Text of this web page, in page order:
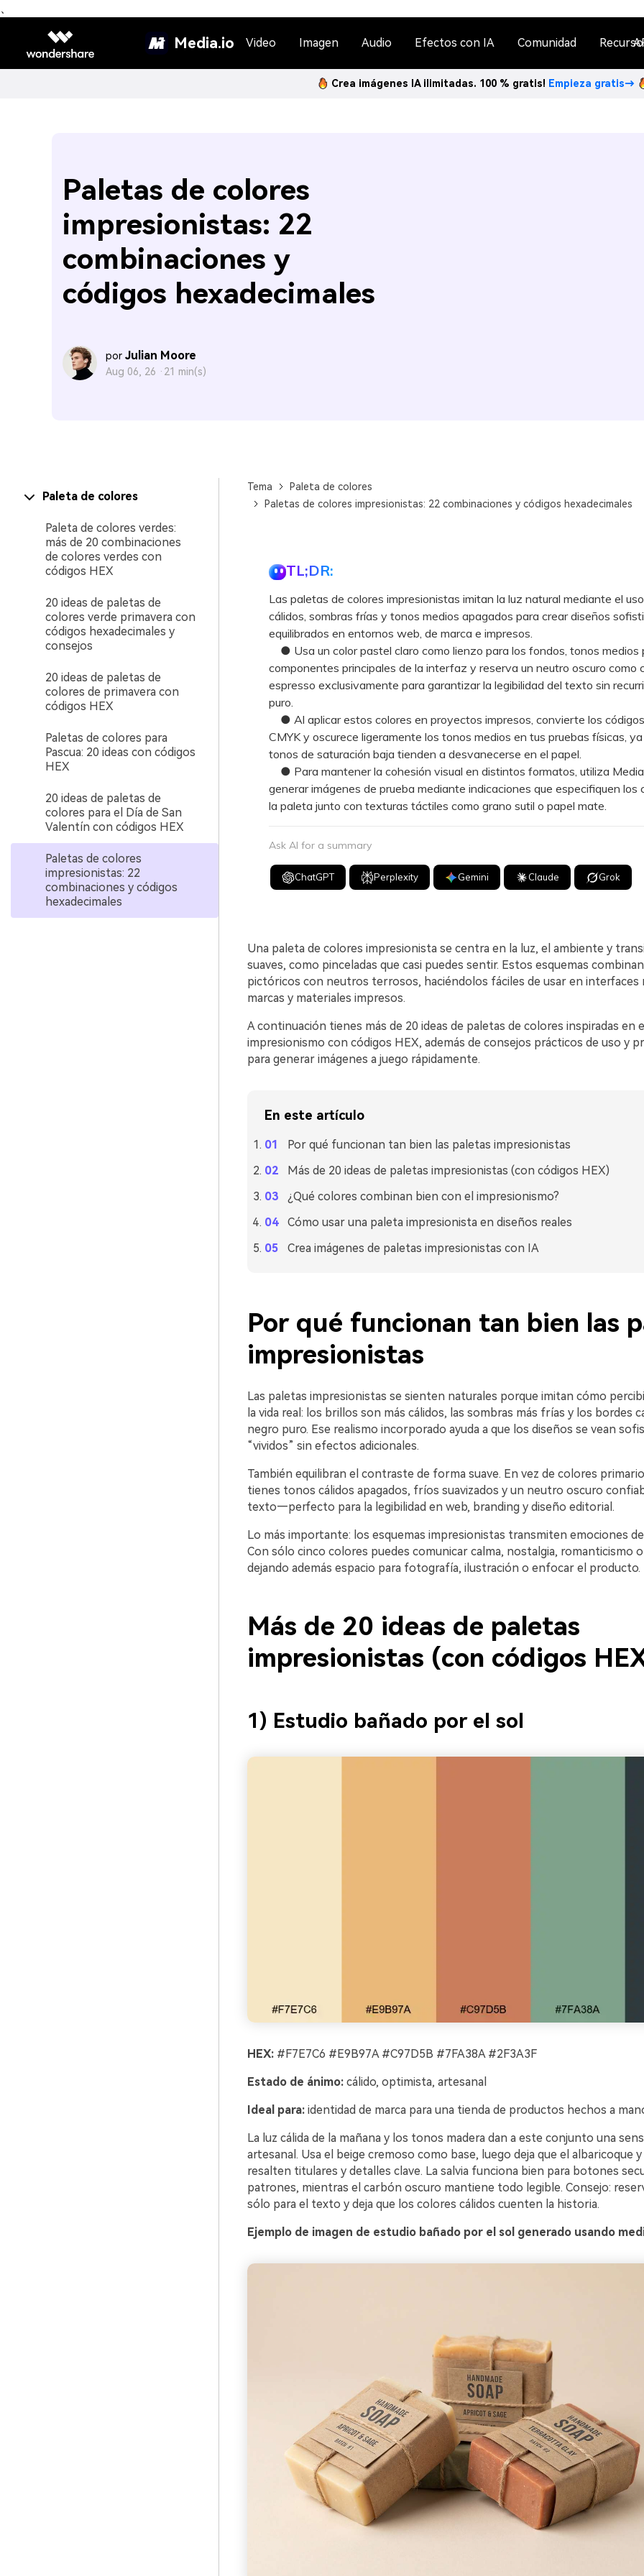
、
Media.io Video Imagen Audio Efectos con IA Comunidad
Crea imágenes IA ilimitadas. 100 % gratis! Empieza gratis→
Paletas de colores
impresionistas: 22
combinaciones y
códigos hexadecimales
por Julian Moore
Aug 06, 26 · 21 min(s)
Paleta de colores
Paleta de colores verdes:
más de 20 combinaciones
de colores verdes con
códigos HEX
20 ideas de paletas de
colores verde primavera con
códigos hexadecimales y
consejos
20 ideas de paletas de
colores de primavera con
códigos HEX
Paletas de colores para
Pascua: 20 ideas con códigos
HEX
20 ideas de paletas de
colores para el Día de San
Valentín con códigos HEX
Paletas de colores
impresionistas: 22
combinaciones y códigos
hexadecimales
Tema
Paleta de colores
Paletas de colores impresionistas: 22 combinaciones y códigos hexadecimales
TL;DR:
Las paletas de colores impresionistas imitan la luz natural mediante el
cálidos, sombras frías y tonos medios apagados para crear diseños
equilibrados en entornos web, de marca e impresos.
● Usa un color pastel claro como lienzo para los fondos, tonos medios
componentes principales de la interfaz y reserva un neutro oscuro como
espresso exclusivamente para garantizar la legibilidad del texto sin
puro.
● Al aplicar estos colores en proyectos impresos, convierte los
CMYK y oscurece ligeramente los tonos medios en tus pruebas físicas,
tonos de saturación baja tienden a desvanecerse en el papel.
● Para mantener la cohesión visual en distintos formatos, utiliza
generar imágenes de prueba mediante indicaciones que especifiquen los
la paleta junto con texturas táctiles como grano sutil o papel mate.
Ask AI for a summary
ChatGPT Perplexity Gemini Claude Grok
Una paleta de colores impresionista se centra en la luz, el ambiente y
suaves, como pinceladas que casi puedes sentir. Estos esquemas
pictóricos con neutros terrosos, haciéndolos fáciles de usar en interfaces
marcas y materiales impresos.
A continuación tienes más de 20 ideas de paletas de colores inspiradas en
impresionismo con códigos HEX, además de consejos prácticos de uso y
para generar imágenes a juego rápidamente.
En este artículo
Por qué funcionan tan bien las paletas impresionistas
Más de 20 ideas de paletas impresionistas (con códigos HEX)
¿Qué colores combinan bien con el impresionismo?
Cómo usar una paleta impresionista en diseños reales
Crea imágenes de paletas impresionistas con IA
Por qué funcionan tan bien las
impresionistas
Las paletas impresionistas se sienten naturales porque imitan cómo
la vida real: los brillos son más cálidos, las sombras más frías y los bordes
negro puro. Ese realismo incorporado ayuda a que los diseños se vean
“vividos” sin efectos adicionales.
También equilibran el contraste de forma suave. En vez de colores
tienes tonos cálidos apagados, fríos suavizados y un neutro oscuro
texto—perfecto para la legibilidad en web, branding y diseño editorial.
Lo más importante: los esquemas impresionistas transmiten emociones
Con sólo cinco colores puedes comunicar calma, nostalgia, romanticismo
dejando además espacio para fotografía, ilustración o enfocar el producto.
Más de 20 ideas de paletas
impresionistas (con códigos
1) Estudio bañado por el sol
HEX:#F7E7C6 #E9B97A #C97D5B #7FA38A #2F3A3F
Estado de ánimo:cálido, optimista, artesanal
Ideal para:identidad de marca para una tienda de productos hechos a
La luz cálida de la mañana y los tonos madera dan a este conjunto una
artesanal. Usa el beige cremoso como base, luego deja que el albaricoque
resalten titulares y detalles clave. La salvia funciona bien para botones
patrones, mientras el carbón oscuro mantiene todo legible. Consejo:
sólo para el texto y deja que los colores cálidos cuenten la historia.
Ejemplo de imagen de estudio bañado por el sol generado usando